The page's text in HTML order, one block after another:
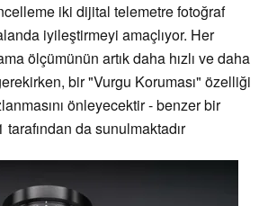
iki dijital telemetre fotoğraf
iyileştirmeyi amaçlıyor. Her
ölçümünün artık daha hızlı ve daha
bir "Vurgu Koruması" özelliği
önleyecektir - benzer bir
da sunulmaktadır